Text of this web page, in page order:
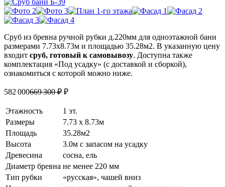
Сруб из бревна ручной рубки д.220мм для одноэтажной бани
размерами 7.73х8.73м и площадью 35.28м2. В указанную цену
входит сруб, готовый к самовывозу. Доступна также
комплектация «Под усадку» (с доставкой и сборкой),
ознакомиться с которой можно ниже.
582 000669 300 ₽ ₽
Этажность
1 эт.
Размеры
7.73 х 8.73м
Площадь
35.28м2
Высота
3.0м с запасом на усадку
Древесина
сосна, ель
Диаметр бревна не менее 220 мм
Тип рубки
«русская», чашей вниз